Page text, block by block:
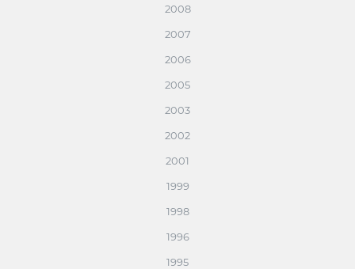
2008
2007
2006
2005
2003
2002
2001
1999
1998
1996
1995